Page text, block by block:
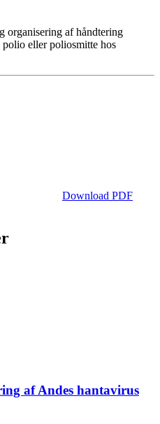
organisering af håndtering
eller poliosmitte hos
Download PDF
af Andes hantavirus